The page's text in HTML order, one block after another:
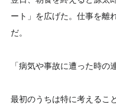
ート」を広げた。仕事を離
だ。
「病気や事故に遭った時の
最初のうちは特に考えるこ